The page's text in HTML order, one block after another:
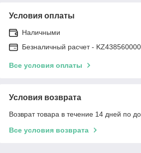
Условия оплаты
Наличными
Безналичный расчет -
Все условия оплаты
Условия возврата
Возврат товара в течение 14 дней по
Все условия возврата